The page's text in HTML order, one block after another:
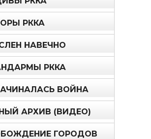
РККА
НАВЕЧНО
РККА
ВОЙНА
АРХИВ (ВИДЕО)
ГОРОДОВ